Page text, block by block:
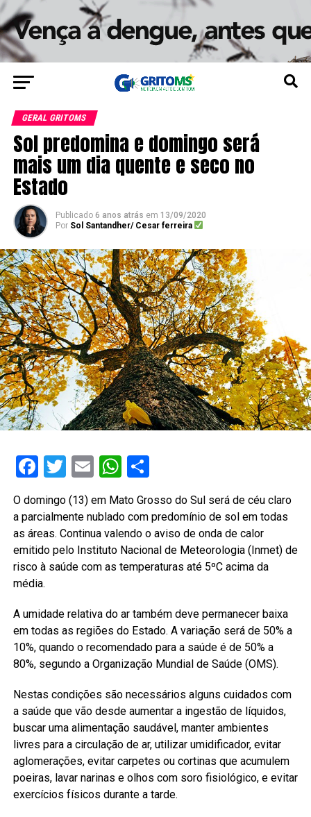
GERAL GRITOMS
Sol predomina e domingo será
mais um dia quente e seco no
Estado
Publicado 6 anos atrás em 13/09/2020
Por Sol Santandher/ Cesar ferreira
Facebook
Twitter
EmailWhatsApp
Share
O domingo (13) em Mato Grosso do Sul será de céu claro
a parcialmente nublado com predomínio de sol em todas
as áreas. Continua valendo o aviso de onda de calor
emitido pelo Instituto Nacional de Meteorologia (Inmet) de
risco à saúde com as temperaturas até 5ºC acima da
média.
A umidade relativa do ar também deve permanecer baixa
em todas as regiões do Estado. A variação será de 50% a
10%, quando o recomendado para a saúde é de 50% a
80%, segundo a Organização Mundial de Saúde (OMS).
Nestas condições são necessários alguns cuidados com
a saúde que vão desde aumentar a ingestão de líquidos,
buscar uma alimentação saudável, manter ambientes
livres para a circulação de ar, utilizar umidificador, evitar
aglomerações, evitar carpetes ou cortinas que acumulem
poeiras, lavar narinas e olhos com soro fisiológico, e evitar
exercícios físicos durante a tarde.